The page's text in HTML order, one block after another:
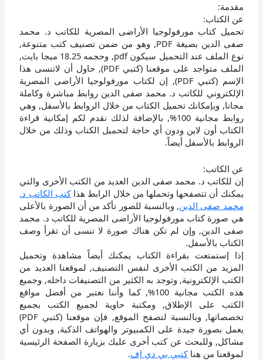
مقدمة:
عن الكتاب:
تحميل كتاب مورفولوجيا الأراضى المصرية للكاتب د. محمد
صفى الدين بصيغة PDF, وهو من ضمن تصنيف كتب متنوعة,
نوع الملف عند التحميل سيكون pdf, وحجمه 18.25 ميجا بايت,
الملف متواجد على موقعنا (كتبي PDF), حاول أن لاتنسى هذا
الإسم (كتبي PDF), إن لكتاب مورفولوجيا الأراضى المصرية
الإلكتروني للكاتب د. محمد صفى الدين روابط مباشرة وكاملة
مجانا, وبإمكانك تحميل الكتاب من خلال الروابط بالأسفل, وهي
روابط مجانية 100%, بالإضافة لذلك نقدم لكم إمكانية قراءة
الكتاب أون لاين ودون أي حاجة لتحميل الكتاب وذلك من خلال
الروابط بالأسفل أيضاً.
عن الكاتب:
إن للكاتب د. محمد صفى الدين العديد من الكتب الأخرى والتي
يمكنك أن تتصفحها وتحملها من خلال الرابط هذاكتب الكاتب د.
محمد صفى الدين, وبالنسبة للصور تأكد من أن الصورة بالأعلى
هي صورة كتاب مورفولوجيا الأراضى المصرية للكاتب د. محمد
صفى الدين, وإن لم تكن هناك صورة لا تنسى أن تقرأ وصف
الكتاب بالأسفل.
إذا إستمتعت بقراءة الكتاب يمكنك أيضاً مشاهدة وتحميل
المزيد من الكتب الأخرى لنفس التصنيف, لموقعنا العديد من
الكتب الإلكترونية, وتوجد به الكثير من التصنيفات داخله, وجميع
هذه الكتب مجانية 100%, كما وأننا نعتبر من أفضل مواقع
الكتب على الإطلاق, ومكتبة حاوية لجميع الكتب بجميع
تخصصاتها, وبالنسبة لتصفح الموقع, فإن موقعنا (كتبي PDF)
يعمل بصورة جيدة على الكمبيوتر والهواتف الذكية, وبدون أي
مشاكل, وللبحث عن كتب أخرى عليك بزيارة الصفحة الرئيسية
لموقعنا من هناكتبي بي دي إف.